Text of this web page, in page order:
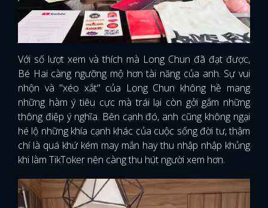
Với số lượt xem và thích mà Long Chun đã đạt được,
Bé Hai càng ngưỡng mộ hơn tài năng của anh. Sự vui
nhộn và "xéo xắt" của Long Chun không hề mang
những hàm ý tiêu cực mà trái lại còn gởi gắm những
thông điệp ý nghĩa. Bên cạnh đó, anh cũng không ngại
hé lộ những khía cạnh khác của cuộc sống đời tư, thậm
chí là quá khứ kém may mắn hay thu nhập nhập khủng
khi làm TikToker nên càng thu hút người xem hơn.